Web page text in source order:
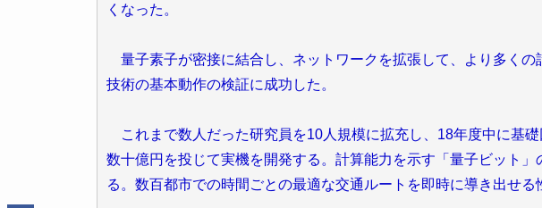
くなった。
量子素子が密接に結合し、ネットワークを拡張して、より多くの
技術の基本動作の検証に成功した。
これまで数人だった研究員を10人規模に拡充し、18年度中に基
数十億円を投じて実機を開発する。計算能力を示す「量子ビット
る。数百都市での時間ごとの最適な交通ルートを即時に導き出せる